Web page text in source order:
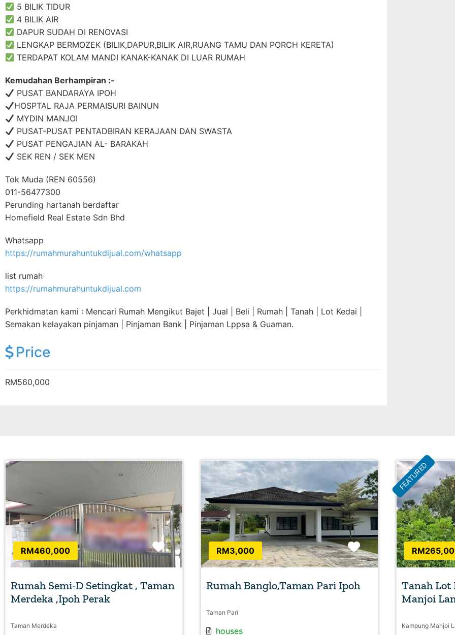
5 BILIK TIDUR
4 BILIK AIR
DAPUR SUDAH DI RENOVASI
LENGKAP BERMOZEK (BILIK,DAPUR,BILIK AIR,RUANG TAMU DAN PORCH KERETA)
TERDAPAT KOLAM MANDI KANAK-KANAK DI LUAR RUMAH
Kemudahan Berhampiran :-
PUSAT BANDARAYA IPOH
HOSPTAL RAJA PERMAISURI BAINUN
MYDIN MANJOI
PUSAT-PUSAT PENTADBIRAN KERAJAAN DAN SWASTA
PUSAT PENGAJIAN AL- BARAKAH
SEK REN / SEK MEN
Tok Muda (REN 60556)
011-56477300
Perunding hartanah berdaftar
Homefield Real Estate Sdn Bhd
Whatsapp
https://rumahmurahuntukdijual.com/whatsapp
list rumah
https://rumahmurahuntukdijual.com
Perkhidmatan kami : Mencari Rumah Mengikut Bajet | Jual | Beli | Rumah | Tanah | Lot Kedai |
Semakan kelayakan pinjaman | Pinjaman Bank | Pinjaman Lppsa & Guaman.
Price
RM560,000
RM460,000 Favorite
Rumah Semi-D Setingkat , Taman
Merdeka ,Ipoh Perak
Taman Merdeka
RM3,000 Favorite
Rumah Banglo,Taman Pari Ipoh
Taman Pari
houses
FEATURED
Tanah Lot
Manjoi
Kampung Manjoi